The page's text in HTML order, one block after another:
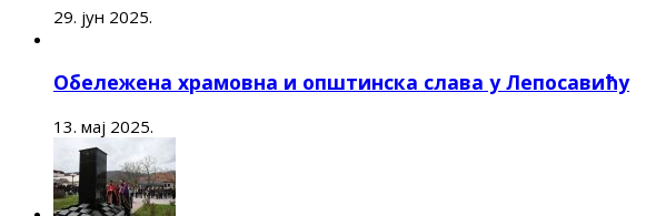
29. јун 2025.
Обележена храмовна и општинска слава у Лепосавићу
13. мај 2025.